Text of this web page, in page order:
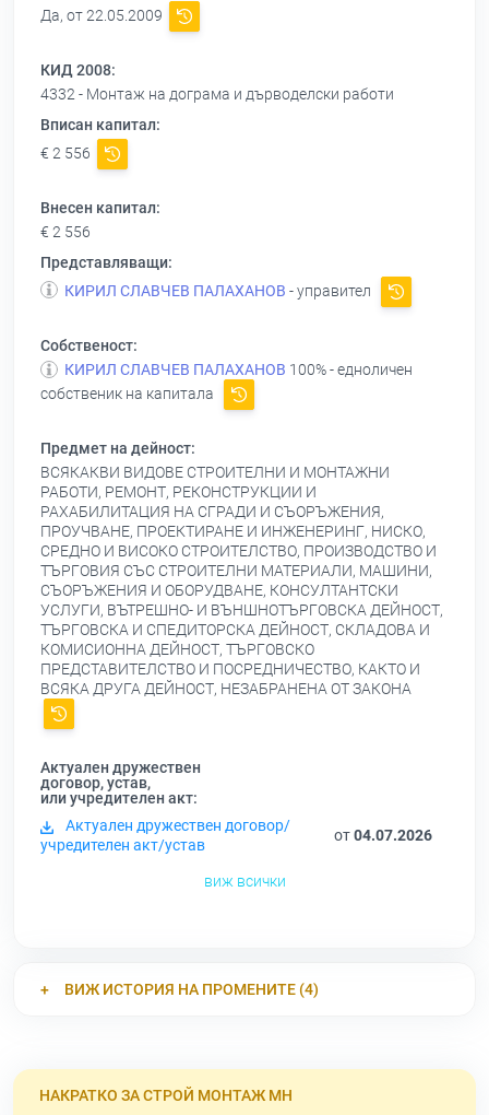
Да, от 22.05.2009
КИД 2008:
4332 - Монтаж на дограма и дърводелски работи
Вписан капитал:
€ 2 556
Внесен капитал:
€ 2 556
Представляващи:
КИРИЛ СЛАВЧЕВ ПАЛАХАНОВ - управител
Собственост:
КИРИЛ СЛАВЧЕВ ПАЛАХАНОВ 100% - едноличен
собственик на капитала
Предмет на дейност:
ВСЯКАКВИ ВИДОВЕ СТРОИТЕЛНИ И МОНТАЖНИ
РАБОТИ, РЕМОНТ, РЕКОНСТРУКЦИИ И
РАХАБИЛИТАЦИЯ НА СГРАДИ И СЪОРЪЖЕНИЯ,
ПРОУЧВАНЕ, ПРОЕКТИРАНЕ И ИНЖЕНЕРИНГ, НИСКО,
СРЕДНО И ВИСОКО СТРОИТЕЛСТВО, ПРОИЗВОДСТВО И
ТЪРГОВИЯ СЪС СТРОИТЕЛНИ МАТЕРИАЛИ, МАШИНИ,
СЪОРЪЖЕНИЯ И ОБОРУДВАНЕ, КОНСУЛТАНТСКИ
УСЛУГИ, ВЪТРЕШНО- И ВЪНШНОТЪРГОВСКА ДЕЙНОСТ,
ТЪРГОВСКА И СПЕДИТОРСКА ДЕЙНОСТ, СКЛАДОВА И
КОМИСИОННА ДЕЙНОСТ, ТЪРГОВСКО
ПРЕДСТАВИТЕЛСТВО И ПОСРЕДНИЧЕСТВО, КАКТО И
ВСЯКА ДРУГА ДЕЙНОСТ, НЕЗАБРАНЕНА ОТ ЗАКОНА
Актуален дружествен
договор, устав,
или учредителен акт:
Актуален дружествен договор/
учредителен акт/устав
от04.07.2026
виж всички
ВИЖ ИСТОРИЯ НА ПРОМЕНИТЕ (4)
НАКРАТКО ЗА СТРОЙ МОНТАЖ МН